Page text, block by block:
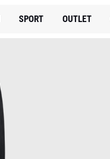
SPORT OUTLET